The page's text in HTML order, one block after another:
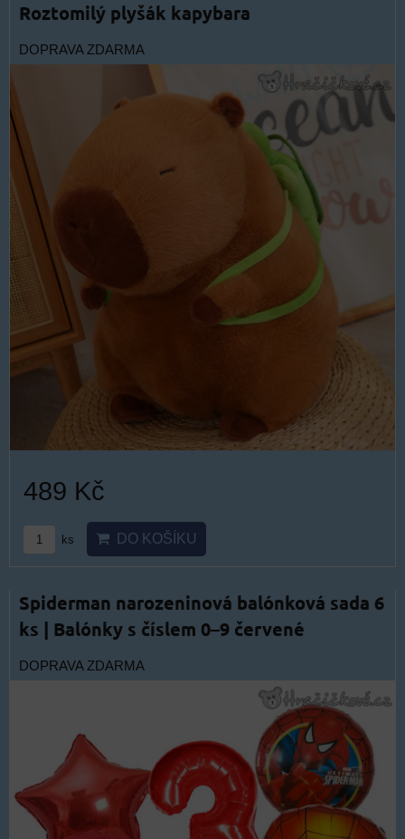
Roztomilý plyšák kapybara
DOPRAVA ZDARMA
489 Kč
ks DO KOŠÍKU
Spiderman narozeninová balónková sada 6
ks | Balónky s číslem 0–9 červené
DOPRAVA ZDARMA